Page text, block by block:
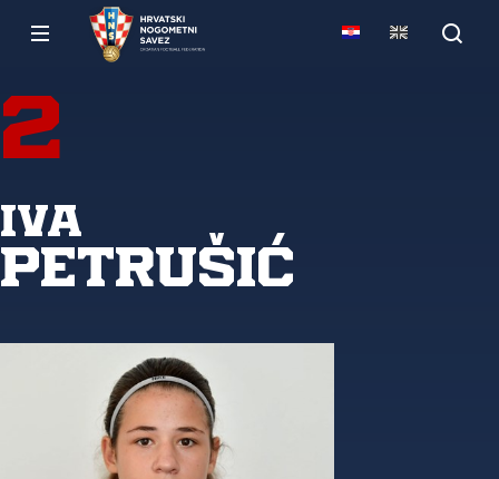
2
Iva
Petrušić